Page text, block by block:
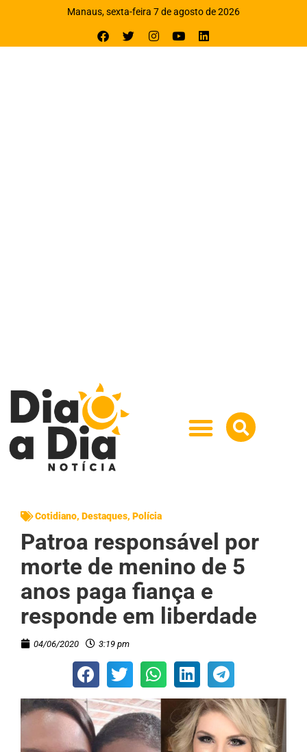
Manaus, sexta-feira 7 de agosto de 2026
Cotidiano, Destaques, Polícia
Patroa responsável por
morte de menino de 5
anos paga fiança e
responde em liberdade
04/06/2020 3:19 pm